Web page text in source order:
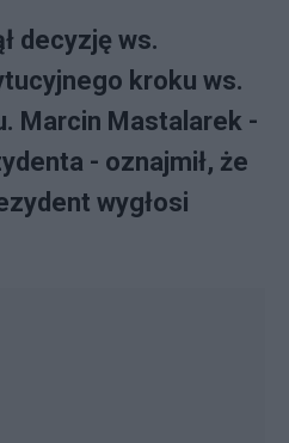
decyzję ws.
kroku ws.
Marcin Mastalarek -
- oznajmił, że
wygłosi